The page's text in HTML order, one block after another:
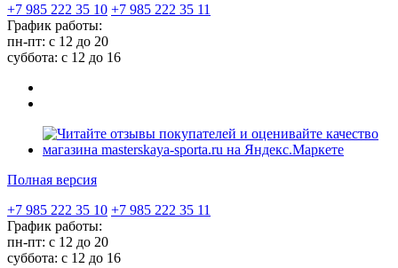
+7 985 222 35 10 +7 985 222 35 11
График работы:
пн-пт: с 12 до 20
суббота: c 12 до 16
Полная версия
+7 985 222 35 10 +7 985 222 35 11
График работы:
пн-пт: с 12 до 20
суббота: c 12 до 16